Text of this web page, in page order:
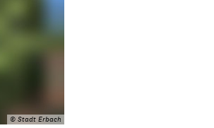
© Stadt Erbach